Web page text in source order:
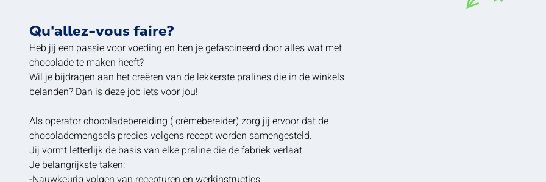
Qu'allez-vous faire?
Heb jij een passie voor voeding en ben je gefascineerd door alles wat met
chocolade te maken heeft?
Wil je bijdragen aan het creëren van de lekkerste pralines die in de winkels
belanden? Dan is deze job iets voor jou!
Als operator chocoladebereiding ( crèmebereider) zorg jij ervoor dat de
chocolademengsels precies volgens recept worden samengesteld.
Jij vormt letterlijk de basis van elke praline die de fabriek verlaat.
Je belangrijkste taken: